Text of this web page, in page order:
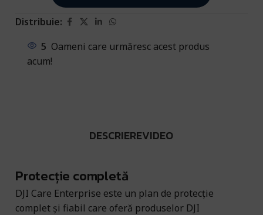
Distribuie:
5 Oameni care urmăresc acest produs
acum!
DESCRIEREVIDEO
Protecție completă
DJI Care Enterprise este un plan de protecție
complet și fiabil care oferă produselor DJI